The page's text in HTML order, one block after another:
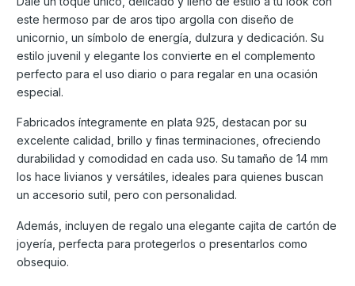
este hermoso par de aros tipo argolla con diseño de
unicornio, un símbolo de energía, dulzura y dedicación. Su
estilo juvenil y elegante los convierte en el complemento
perfecto para el uso diario o para regalar en una ocasión
especial.
Fabricados íntegramente en plata 925, destacan por su
excelente calidad, brillo y finas terminaciones, ofreciendo
durabilidad y comodidad en cada uso. Su tamaño de 14 mm
los hace livianos y versátiles, ideales para quienes buscan
un accesorio sutil, pero con personalidad.
Además, incluyen de regalo una elegante cajita de cartón de
joyería, perfecta para protegerlos o presentarlos como
obsequio.